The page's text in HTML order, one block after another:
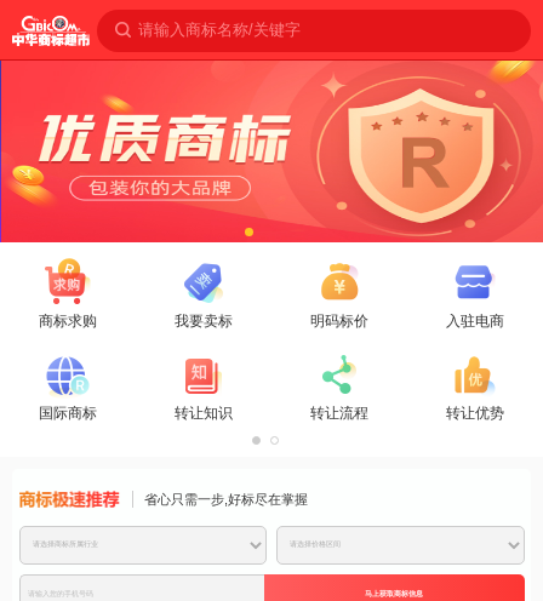
请输入商标名称/关键字
商标求购 我要卖标 明码标价 入驻电商
国际商标 转让知识 转让流程 转让优势
省心只需一步,好标尽在掌握
商标免费推
马上获取商标信息